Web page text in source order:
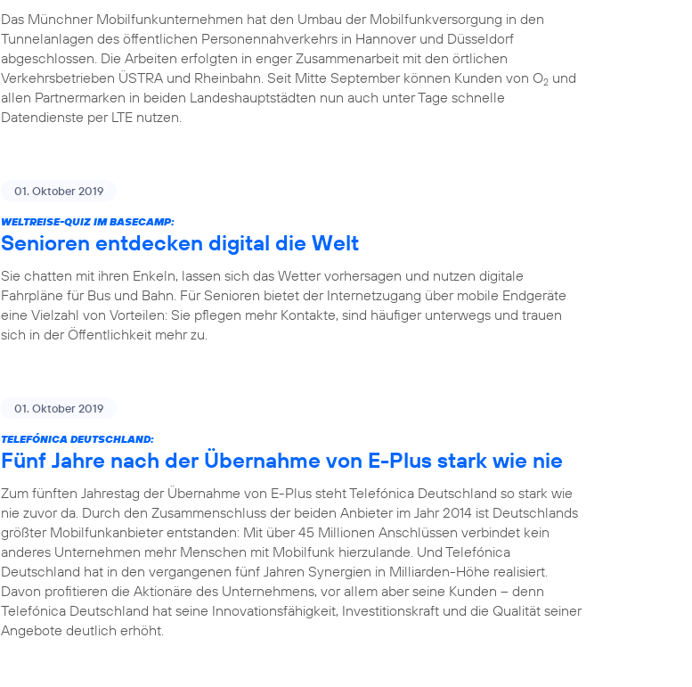
Das Münchner Mobilfunkunternehmen hat den Umbau der Mobilfunkversorgung in den
Tunnelanlagen des öffentlichen Personennahverkehrs in Hannover und Düsseldorf
abgeschlossen. Die Arbeiten erfolgten in enger Zusammenarbeit mit den örtlichen
Verkehrsbetrieben ÜSTRA und Rheinbahn. Seit Mitte September können Kunden von O2 und
allen Partnermarken in beiden Landeshauptstädten nun auch unter Tage schnelle
Datendienste per LTE nutzen.
01. Oktober 2019
WELTREISE-QUIZ IM BASECAMP:
Senioren entdecken digital die Welt
Sie chatten mit ihren Enkeln, lassen sich das Wetter vorhersagen und nutzen digitale
Fahrpläne für Bus und Bahn. Für Senioren bietet der Internetzugang über mobile Endgeräte
eine Vielzahl von Vorteilen: Sie pflegen mehr Kontakte, sind häufiger unterwegs und trauen
sich in der Öffentlichkeit mehr zu.
01. Oktober 2019
TELEFÓNICA DEUTSCHLAND:
Fünf Jahre nach der Übernahme von E-Plus stark wie nie
Zum fünften Jahrestag der Übernahme von E-Plus steht Telefónica Deutschland so stark wie
nie zuvor da. Durch den Zusammenschluss der beiden Anbieter im Jahr 2014 ist Deutschlands
größter Mobilfunkanbieter entstanden: Mit über 45 Millionen Anschlüssen verbindet kein
anderes Unternehmen mehr Menschen mit Mobilfunk hierzulande. Und Telefónica
Deutschland hat in den vergangenen fünf Jahren Synergien in Milliarden-Höhe realisiert.
Davon profitieren die Aktionäre des Unternehmens, vor allem aber seine Kunden – denn
Telefónica Deutschland hat seine Innovationsfähigkeit, Investitionskraft und die Qualität seiner
Angebote deutlich erhöht.